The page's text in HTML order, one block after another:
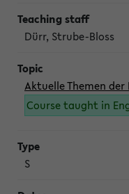
Dürr, Strube-Bloss
Aktuelle Themen
Course taught in
S